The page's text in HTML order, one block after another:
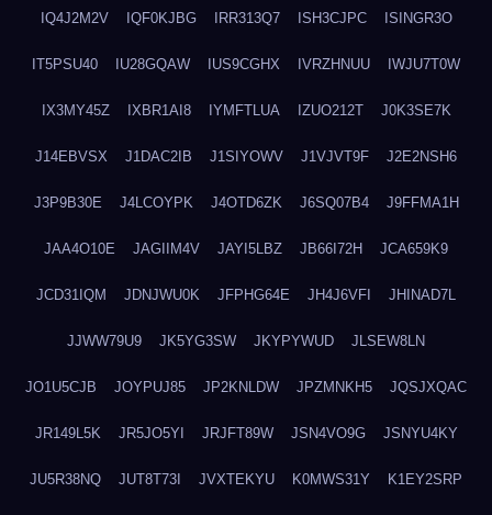
IQ4J2M2V IQF0KJBG IRR313Q7 ISH3CJPC ISINGR3O
IT5PSU40 IU28GQAW IUS9CGHX IVRZHNUU IWJU7T0W
IX3MY45Z IXBR1AI8 IYMFTLUA IZUO212T J0K3SE7K
J14EBVSX J1DAC2IB J1SIYOWV J1VJVT9F J2E2NSH6
J3P9B30E J4LCOYPK J4OTD6ZK J6SQ07B4 J9FFMA1H
JAA4O10E JAGIIM4V JAYI5LBZ JB66I72H JCA659K9
JCD31IQM JDNJWU0K JFPHG64E JH4J6VFI JHINAD7L
JJWW79U9 JK5YG3SW JKYPYWUD JLSEW8LN
JO1U5CJB JOYPUJ85 JP2KNLDW JPZMNKH5 JQSJXQAC
JR149L5K JR5JO5YI JRJFT89W JSN4VO9G JSNYU4KY
JU5R38NQ JUT8T73I JVXTEKYU K0MWS31Y K1EY2SRP